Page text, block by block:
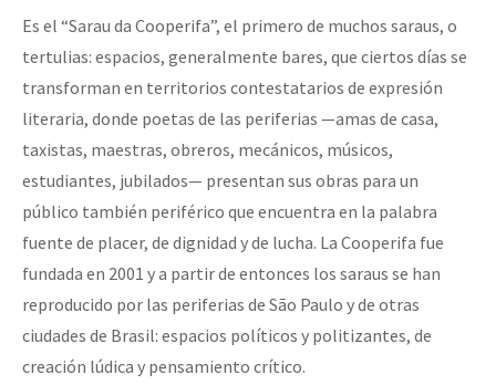
Es el “Sarau da Cooperifa”, el primero de muchos saraus, o
tertulias: espacios, generalmente bares, que ciertos días se
transforman en territorios contestatarios de expresión
literaria, donde poetas de las periferias —amas de casa,
taxistas, maestras, obreros, mecánicos, músicos,
estudiantes, jubilados— presentan sus obras para un
público también periférico que encuentra en la palabra
fuente de placer, de dignidad y de lucha. La Cooperifa fue
fundada en 2001 y a partir de entonces los saraus se han
reproducido por las periferias de São Paulo y de otras
ciudades de Brasil: espacios políticos y politizantes, de
creación lúdica y pensamiento crítico.